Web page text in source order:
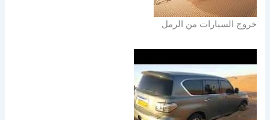
خروج السيارات من الرمل